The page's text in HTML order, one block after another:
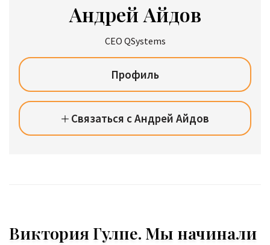
Андрей Айдов
CEO QSystems
Профиль
Связаться с Андрей Айдов
Виктория Гулпе. Мы начинали